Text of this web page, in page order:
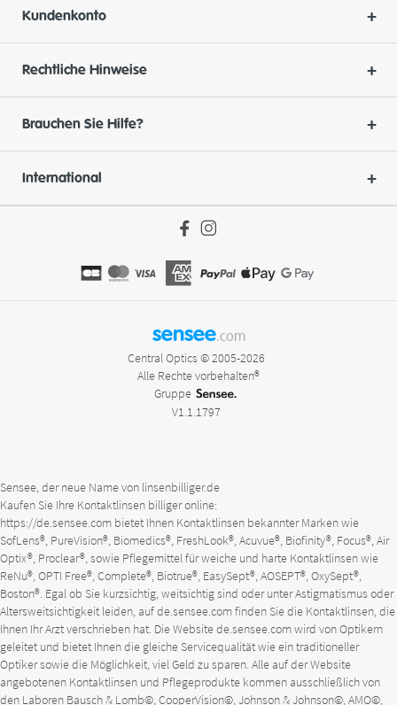
Kundenkonto
Rechtliche Hinweise
Brauchen Sie Hilfe?
International
sensee.com
Central Optics © 2005-2026
Alle Rechte vorbehalten®
Gruppe
V1.1.1797
Sensee, der neue Name von linsenbilliger.de
Kaufen Sie Ihre Kontaktlinsen billiger online:
https://de.sensee.com bietet Ihnen Kontaktlinsen bekannter Marken wie
SofLens®, PureVision®, Biomedics®, FreshLook®, Acuvue®, Biofinity®, Focus®, Air
Optix®, Proclear®, sowie Pflegemittel für weiche und harte Kontaktlinsen wie
ReNu®, OPTI Free®, Complete®, Biotrue®, EasySept®, AOSEPT®, OxySept®,
Boston®. Egal ob Sie kurzsichtig, weitsichtig sind oder unter Astigmatismus oder
Altersweitsichtigkeit leiden, aufde.sensee.comfinden Sie die Kontaktlinsen, die
Ihnen Ihr Arzt verschrieben hat. Die Websitede.sensee.comwird von Optikern
geleitet und bietet Ihnen die gleiche Servicequalität wie ein traditioneller
Optiker sowie die Möglichkeit, viel Geld zu sparen. Alle auf der Website
angebotenen Kontaktlinsen und Pflegeprodukte kommen ausschließlich von
den Laboren Bausch & Lomb©, CooperVision©, Johnson & Johnson©, AMO©,